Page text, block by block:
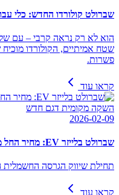
שברולט קולורדו החדש: כלי
הוא לא רק נראה קרבי – עם
שטח אמיתיים, הקולורדו
פשרות.
קראו עוד
השקה מקומית דגם חדש
2026-02-09
שברולט בלייזר EV: מחיר החל מ-389,990 ₪
תחילת שיווק הגרסה
קראו עוד